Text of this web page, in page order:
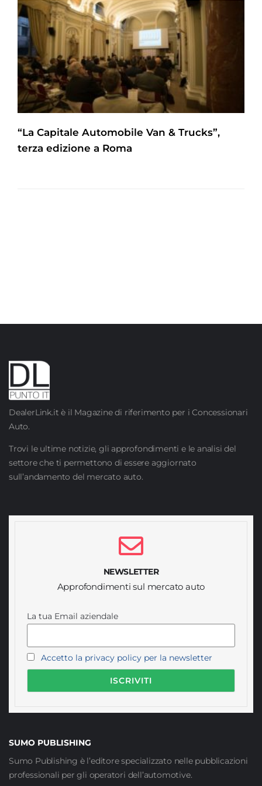
“La Capitale Automobile Van & Trucks”,
terza edizione a Roma
DealerLink.it è il Magazine di riferimento per i Concessionari
Auto.
Trovi le ultime notizie, gli approfondimenti e le analisi del
settore che ti permettono di essere aggiornato
sull’andamento del mercato auto.
NEWSLETTER
Approfondimenti sul mercato auto
La tua Email aziendale
Accetto la privacy policy per la newsletter
SUMO PUBLISHING
Sumo Publishing è l’editore specializzato nelle pubblicazioni
professionali per gli operatori dell’automotive.